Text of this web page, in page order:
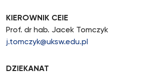
KIEROWNIK CEIE
Prof. dr hab. Jacek Tomczyk
j.tomczyk@uksw.edu.pl
DZIEKANAT